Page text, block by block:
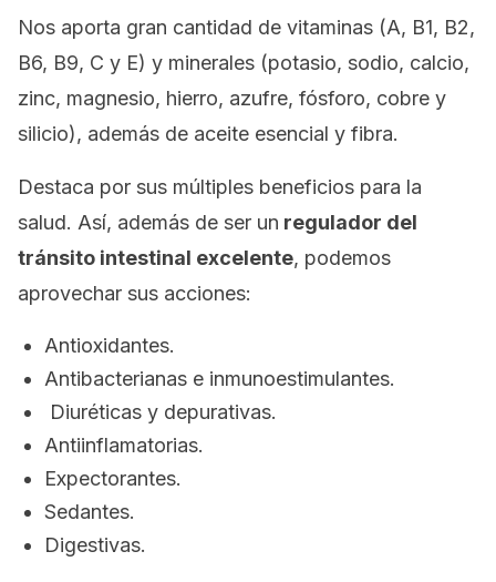
Nos aporta gran cantidad de vitaminas (A, B1, B2,
B6, B9, C y E) y minerales (potasio, sodio, calcio,
zinc, magnesio, hierro, azufre, fósforo, cobre y
silicio), además de aceite esencial y fibra.
Destaca por sus múltiples beneficios para la
salud. Así, además de ser un regulador del
tránsito intestinal excelente, podemos
aprovechar sus acciones:
Antioxidantes.
Antibacterianas e inmunoestimulantes.
Diuréticas y depurativas.
Antiinflamatorias.
Expectorantes.
Sedantes.
Digestivas.